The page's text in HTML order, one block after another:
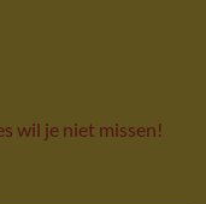
wil je niet missen!